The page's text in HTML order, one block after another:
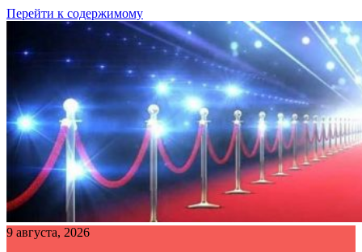
Перейти к содержимому
9 августа, 2026